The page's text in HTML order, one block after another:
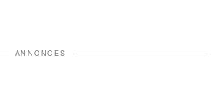
ANNONCES